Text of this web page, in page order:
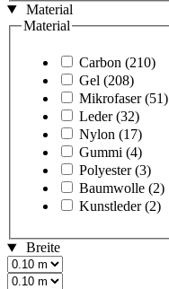
Material
Material
Carbon (210)
Gel (208)
Mikrofaser (51)
Leder (32)
Nylon (17)
Gummi (4)
Polyester (3)
Baumwolle (2)
Kunstleder (2)
Breite